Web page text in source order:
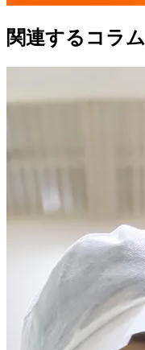
関連するコラム